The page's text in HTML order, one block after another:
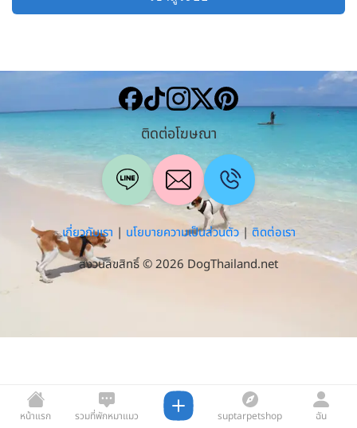
หน้าแรก
รวมที่พักหมาแมว
suptarpetshop ฉัน
ติดต่อโฆษณา
เกี่ยวกับเรา | นโยบายความเป็นส่วนตัว| ติดต่อเรา
สงวนลิขสิทธิ์ © 2026 DogThailand.net